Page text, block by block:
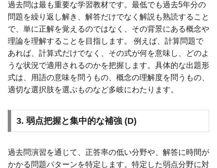
過去問は最も重要な学習教材です。最低でも過去5年分の
問題を繰り返し解き、解答だけでなく解説も熟読すること
で、単に正解を覚えるのではなく、その背景にある概念や
理論を理解することを目指します。 例えば、計算問題で
あれば、計算式だけでなく、その式が何を意味し、どのよ
うな状況で適用されるのかを把握します。具体的な出題形
式は、用語の意味を問うもの、概念の理解度を問うもの、
適切な選択肢を選ぶものなど多岐にわたります。
3. 弱点把握と集中的な補強 (D)
過去問演習を通じて、正答率の低い分野や、解答に時間が
かかる問題パターンを特定します。特定した弱点分野に対